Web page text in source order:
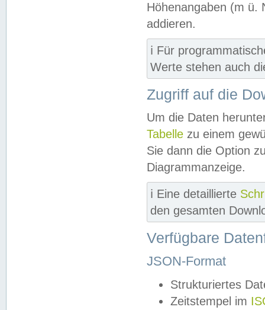
Höhenangaben (m ü.
addieren.
ℹ️ Für
Werte stehen auch
Zugriff auf die
Um die Daten
Tabelle zu einem
Sie dann die Option
Diagrammanzeige.
ℹ️ Eine detaillierte
den gesamten
Verfügbare
JSON-Format
Strukturiertes
Zeitstempel im